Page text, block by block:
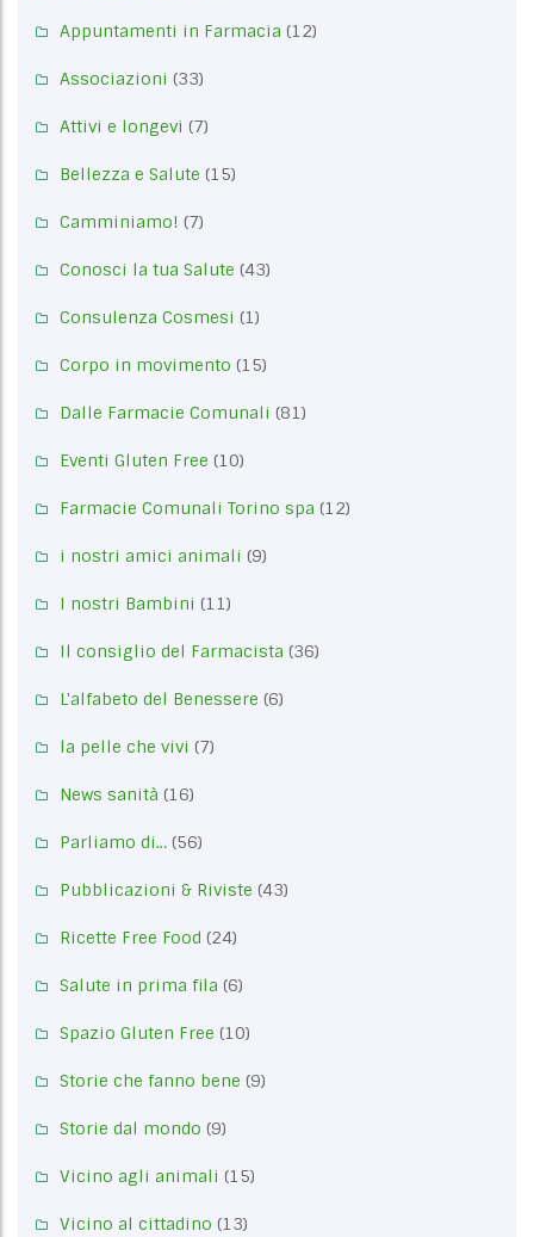
Appuntamenti in Farmacia (12)
Associazioni (33)
Attivi e longevi (7)
Bellezza e Salute (15)
Camminiamo! (7)
Conosci la tua Salute (43)
Consulenza Cosmesi (1)
Corpo in movimento (15)
Dalle Farmacie Comunali (81)
Eventi Gluten Free (10)
Farmacie Comunali Torino spa (12)
i nostri amici animali (9)
I nostri Bambini (11)
Il consiglio del Farmacista (36)
L'alfabeto del Benessere (6)
la pelle che vivi (7)
News sanità (16)
Parliamo di… (56)
Pubblicazioni & Riviste (43)
Ricette Free Food (24)
Salute in prima fila (6)
Spazio Gluten Free (10)
Storie che fanno bene (9)
Storie dal mondo (9)
Vicino agli animali (15)
Vicino al cittadino (13)